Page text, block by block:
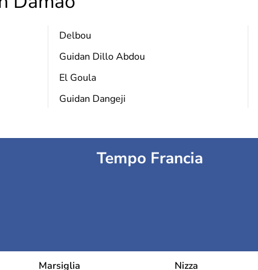
Delbou
Guidan Dillo Abdou
El Goula
Guidan Dangeji
Tempo Francia
Marsiglia Nizza